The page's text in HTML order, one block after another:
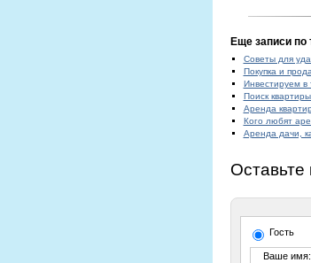
Еще записи по
Советы для
Покупка и
Инвестируем в
Поиск
Аренда
Кого любят
Аренда дачи,
Гость
Ваше имя: